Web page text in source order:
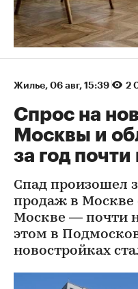
Жилье 06 авг, 15:39 2
Спрос на
Москвы и
за год почти
Спад произошел
продаж в Москве
Москве — почти
этом в
новостройках